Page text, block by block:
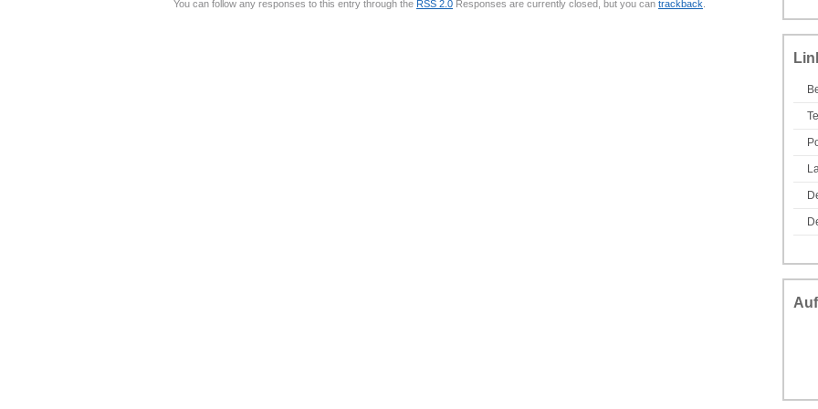
You can follow any responses to this entry through the RSS 2.0 Responses are currently closed, but you can trackback